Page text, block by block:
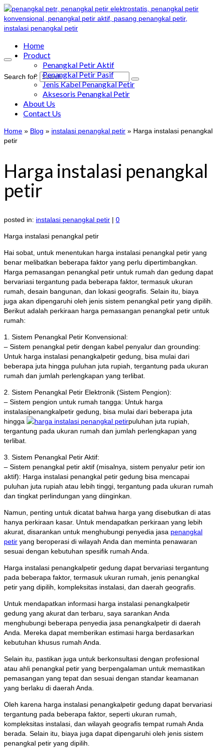
Search for:
Home
Product
Penangkal Petir Aktif
Penangkal Petir Pasif
Jenis Kabel Penangkal Petir
Aksesoris Penangkal Petir
About Us
Contact Us
Home » Blog » instalasi penangkal petir » Harga instalasi penangkal
petir
Harga instalasi penangkal
petir
posted in: instalasi penangkal petir | 0
Harga instalasi penangkal petir
Hai sobat, untuk menentukan harga instalasi penangkal petir yang
benar melibatkan beberapa faktor yang perlu dipertimbangkan.
Harga pemasangan penangkal petir untuk rumah dan gedung dapat
bervariasi tergantung pada beberapa faktor, termasuk ukuran
rumah, desain bangunan, dan lokasi geografis. Selain itu, biaya
juga akan dipengaruhi oleh jenis sistem penangkal petir yang dipilih.
Berikut adalah perkiraan harga pemasangan penangkal petir untuk
rumah:
1. Sistem Penangkal Petir Konvensional:
– Sistem penangkal petir dengan kabel penyalur dan grounding:
Untuk harga instalasi penangkalpetir gedung, bisa mulai dari
beberapa juta hingga puluhan juta rupiah, tergantung pada ukuran
rumah dan jumlah perlengkapan yang terlibat.
2. Sistem Penangkal Petir Elektronik (Sistem Pengion):
– Sistem pengion untuk rumah tangga: Untuk harga
instalasipenangkalpetir gedung, bisa mulai dari beberapa juta
hingga
puluhan juta rupiah,
tergantung pada ukuran rumah dan jumlah perlengkapan yang
terlibat.
3. Sistem Penangkal Petir Aktif:
– Sistem penangkal petir aktif (misalnya, sistem penyalur petir ion
aktif): Harga instalasi penangkal petir gedung bisa mencapai
puluhan juta rupiah atau lebih tinggi, tergantung pada ukuran rumah
dan tingkat perlindungan yang diinginkan.
Namun, penting untuk dicatat bahwa harga yang disebutkan di atas
hanya perkiraan kasar. Untuk mendapatkan perkiraan yang lebih
akurat, disarankan untuk menghubungi penyedia jasa penangkal
petir yang beroperasi di wilayah Anda dan meminta penawaran
sesuai dengan kebutuhan spesifik rumah Anda.
Harga instalasi penangkalpetir gedung dapat bervariasi tergantung
pada beberapa faktor, termasuk ukuran rumah, jenis penangkal
petir yang dipilih, kompleksitas instalasi, dan daerah geografis.
Untuk mendapatkan informasi harga instalasi penangkalpetir
gedung yang akurat dan terbaru, saya sarankan Anda
menghubungi beberapa penyedia jasa penangkalpetir di daerah
Anda. Mereka dapat memberikan estimasi harga berdasarkan
kebutuhan khusus rumah Anda.
Selain itu, pastikan juga untuk berkonsultasi dengan profesional
atau ahli penangkal petir yang berpengalaman untuk memastikan
pemasangan yang tepat dan sesuai dengan standar keamanan
yang berlaku di daerah Anda.
Oleh karena harga instalasi penangkalpetir gedung dapat bervariasi
tergantung pada beberapa faktor, seperti ukuran rumah,
kompleksitas instalasi, dan wilayah geografis tempat rumah Anda
berada. Selain itu, biaya juga dapat dipengaruhi oleh jenis sistem
penangkal petir yang dipilih.